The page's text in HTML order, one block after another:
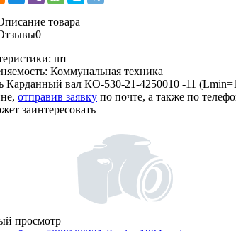
товара
0
шт
Коммунальная техника
Карданный вал КО-530-21-4250010 -11
отправив заявку по почте, а также по
заинтересовать
просмотр